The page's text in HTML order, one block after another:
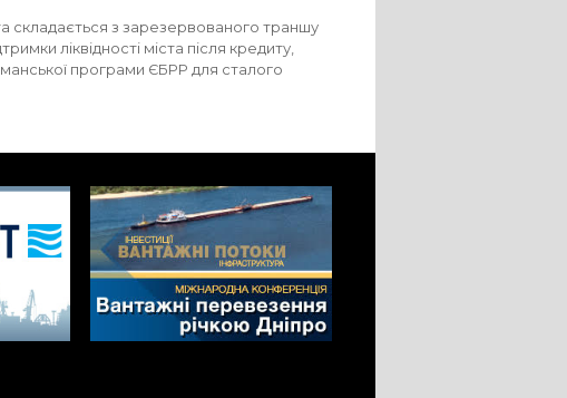
складається з зарезервованого траншу
ліквідності міста після кредиту,
програми ЄБРР для сталого